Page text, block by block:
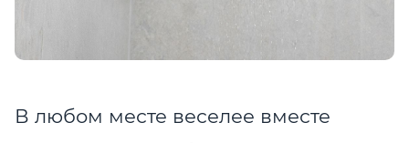
В любом месте веселее вместе